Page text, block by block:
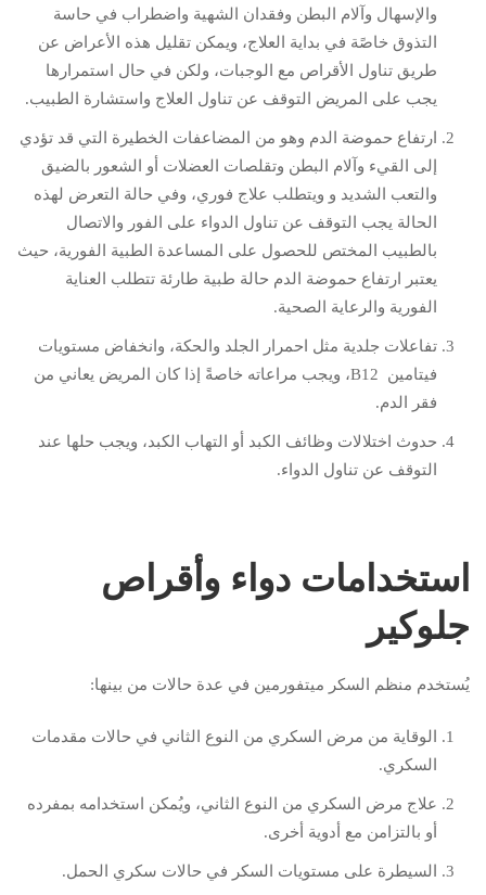
والإسهال وآلام البطن وفقدان الشهية واضطراب في حاسة
التذوق خاصًة في بداية العلاج، ويمكن تقليل هذه الأعراض عن
طريق تناول الأقراص مع الوجبات، ولكن في حال استمرارها
يجب على المريض التوقف عن تناول العلاج واستشارة الطبيب.
ارتفاع حموضة الدم وهو من المضاعفات الخطيرة التي قد تؤدي
إلى القيء وآلام البطن وتقلصات العضلات أو الشعور بالضيق
والتعب الشديد و ويتطلب علاج فوري، وفي حالة التعرض لهذه
الحالة يجب التوقف عن تناول الدواء على الفور والاتصال
بالطبيب المختص للحصول على المساعدة الطبية الفورية، حيث
يعتبر ارتفاع حموضة الدم حالة طبية طارئة تتطلب العناية
الفورية والرعاية الصحية.
تفاعلات جلدية مثل احمرار الجلد والحكة، وانخفاض مستويات
فيتامين B12، ويجب مراعاته خاصةً إذا كان المريض يعاني من
فقر الدم.
حدوث اختلالات وظائف الكبد أو التهاب الكبد، ويجب حلها عند
التوقف عن تناول الدواء.
استخدامات دواء وأقراص
جلوكير
يُستخدم منظم السكر ميتفورمين في عدة حالات من بينها:
الوقاية من مرض السكري من النوع الثاني في حالات مقدمات
السكري.
علاج مرض السكري من النوع الثاني، ويُمكن استخدامه بمفرده
أو بالتزامن مع أدوية أخرى.
السيطرة على مستويات السكر في حالات سكري الحمل.